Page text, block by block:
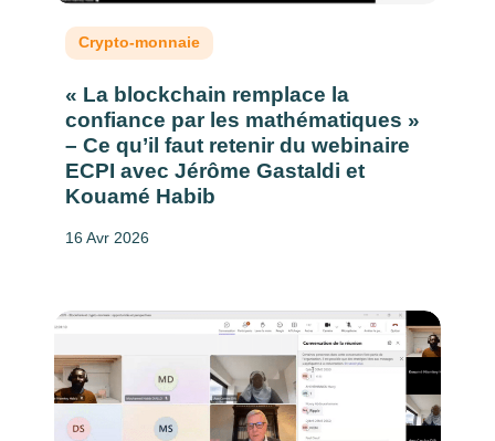
Crypto-monnaie
« La blockchain remplace la
confiance par les mathématiques »
– Ce qu’il faut retenir du webinaire
ECPI avec Jérôme Gastaldi et
Kouamé Habib
16 Avr 2026